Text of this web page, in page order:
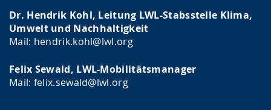
Dr. Hendrik Kohl, Leitung LWL-Stabsstelle Klima,
Umwelt und Nachhaltigkeit
Mail: hendrik.kohl@lwl.org
Felix Sewald, LWL-Mobilitätsmanager
Mail: felix.sewald@lwl.org